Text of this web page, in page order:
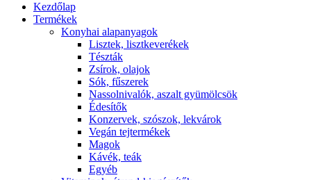
Kezdőlap
Termékek
Konyhai alapanyagok
Lisztek, lisztkeverékek
Tészták
Zsírok, olajok
Sók, fűszerek
Nassolnivalók, aszalt gyümölcsök
Édesítők
Konzervek, szószok, lekvárok
Vegán tejtermékek
Magok
Kávék, teák
Egyéb